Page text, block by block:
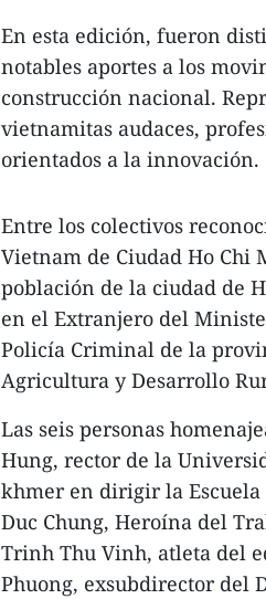
En esta edición, fueron
notables aportes a los
construcción nacional.
vietnamitas audaces,
orientados a la innovación.
Entre los colectivos
Vietnam de Ciudad Ho Chi
población de la ciudad de
en el Extranjero del
Policía Criminal de la
Agricultura y Desarrollo
Las seis personas
Hung, rector de la
khmer en dirigir la Escuela
Duc Chung, Heroína del
Trinh Thu Vinh, atleta del
Phuong, exsubdirector del